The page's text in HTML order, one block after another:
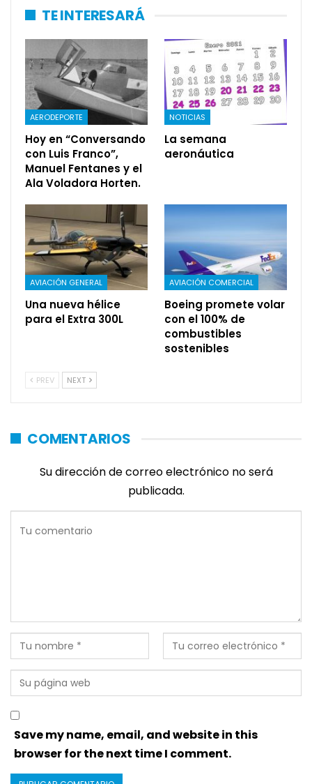
TE INTERESARÁ
AERODEPORTE
Hoy en “Conversando
con Luis Franco”,
Manuel Fentanes y el
Ala Voladora Horten.
NOTICIAS
La semana
aeronáutica
AVIACIÓN GENERAL
Una nueva hélice
para el Extra 300L
AVIACIÓN COMERCIAL
Boeing promete volar
con el 100% de
combustibles
sostenibles
PREV NEXT
COMENTARIOS
Su dirección de correo electrónico no será
publicada.
Save my name, email, and website in this
browser for the next time I comment.